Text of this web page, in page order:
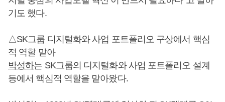
기도 했다.
△SK그룹 디지털화와 사업 포트폴리오 구상에서 핵심
적 역할 맡아
박성하는 SK그룹의 디지털화와 사업 포트폴리오 설계
등에서 핵심적 역할을 맡아왔다.